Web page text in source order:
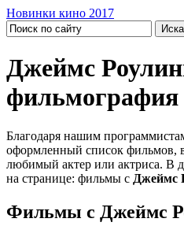
Новинки кино 2017
Джеймс
фильмография
Благодаря нашим
оформленный список фильмов,
любимый актер или актриса. В
на странице: фильмы с Джеймс
Фильмы с Джеймс